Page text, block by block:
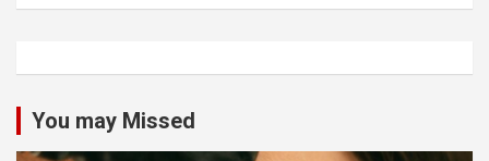
You may Missed